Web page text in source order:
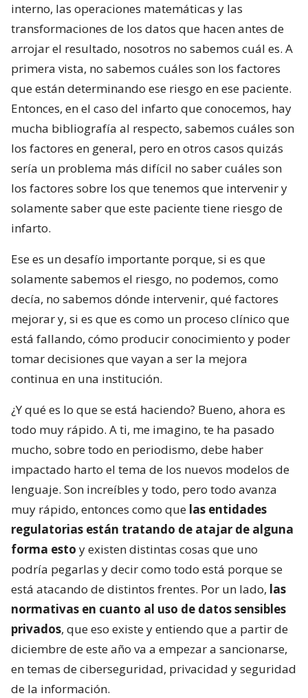
interno, las operaciones matemáticas y las
transformaciones de los datos que hacen antes de
arrojar el resultado, nosotros no sabemos cuál es. A
primera vista, no sabemos cuáles son los factores
que están determinando ese riesgo en ese paciente.
Entonces, en el caso del infarto que conocemos, hay
mucha bibliografía al respecto, sabemos cuáles son
los factores en general, pero en otros casos quizás
sería un problema más difícil no saber cuáles son
los factores sobre los que tenemos que intervenir y
solamente saber que este paciente tiene riesgo de
infarto.
Ese es un desafío importante porque, si es que
solamente sabemos el riesgo, no podemos, como
decía, no sabemos dónde intervenir, qué factores
mejorar y, si es que es como un proceso clínico que
está fallando, cómo producir conocimiento y poder
tomar decisiones que vayan a ser la mejora
continua en una institución.
¿Y qué es lo que se está haciendo? Bueno, ahora es
todo muy rápido. A ti, me imagino, te ha pasado
mucho, sobre todo en periodismo, debe haber
impactado harto el tema de los nuevos modelos de
lenguaje. Son increíbles y todo, pero todo avanza
muy rápido, entonces como que las entidades
regulatorias están tratando de atajar de alguna
forma esto y existen distintas cosas que uno
podría pegarlas y decir como todo está porque se
está atacando de distintos frentes. Por un lado, las
normativas en cuanto al uso de datos sensibles
privados, que eso existe y entiendo que a partir de
diciembre de este año va a empezar a sancionarse,
en temas de ciberseguridad, privacidad y seguridad
de la información.